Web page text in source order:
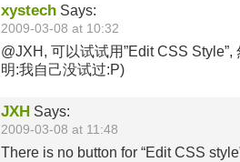
xystech Says:
2009-03-08 at 10:32
@JXH, 可以试试用”Edit CSS Style”,
明:我自己没试过:P)
JXH Says:
2009-03-08 at 11:48
There is no button for “Edit CSS